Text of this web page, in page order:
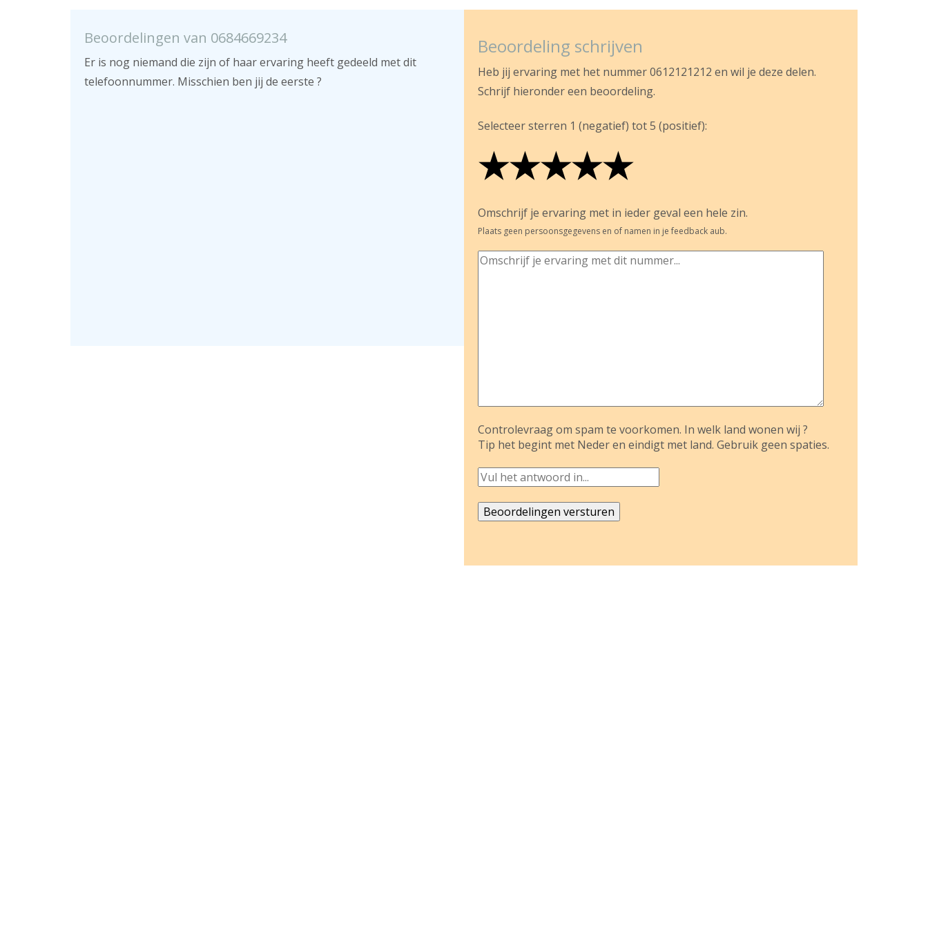
Beoordelingen van 0684669234
Er is nog niemand die zijn of haar ervaring heeft gedeeld met dit
telefoonnummer. Misschien ben jij de eerste ?
Beoordeling schrijven
Heb jij ervaring met het nummer 0612121212 en wil je deze delen.
Schrijf hieronder een beoordeling.
Selecteer sterren 1 (negatief) tot 5 (positief):
★
★★
★★★
★★★★
★★★★★
Omschrijf je ervaring met in ieder geval een hele zin.
Plaats geen persoonsgegevens en of namen in je feedback aub.
Controlevraag om spam te voorkomen. In welk land wonen wij ?
Tip het begint met Neder en eindigt met land. Gebruik geen spaties.